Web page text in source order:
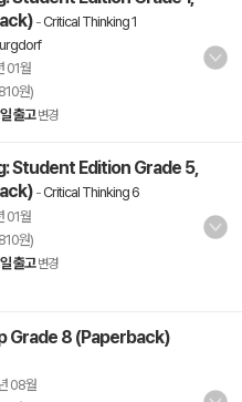
-Critical Thinking 1
01월
원)
출고 변경
Student Edition Grade 5,
-Critical Thinking 6
01월
원)
출고 변경
Grade 8 (Paperback)
08월